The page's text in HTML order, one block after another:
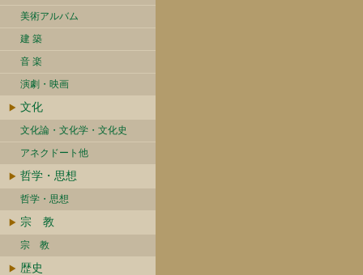
美術アルバム
建 築
音 楽
演劇・映画
文化
文化論・文化学・文化史
アネクドート他
哲学・思想
哲学・思想
宗 教
宗 教
歴史